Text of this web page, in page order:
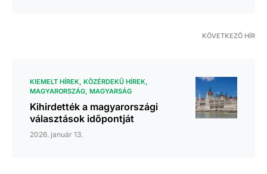
KÖVETKEZŐ HÍR
KIEMELT HÍREK KÖZÉRDEKŰ HÍREK
MAGYARORSZÁG MAGYARSÁG
Kihirdették a magyarországi
választások időpontját
2026. január 13.